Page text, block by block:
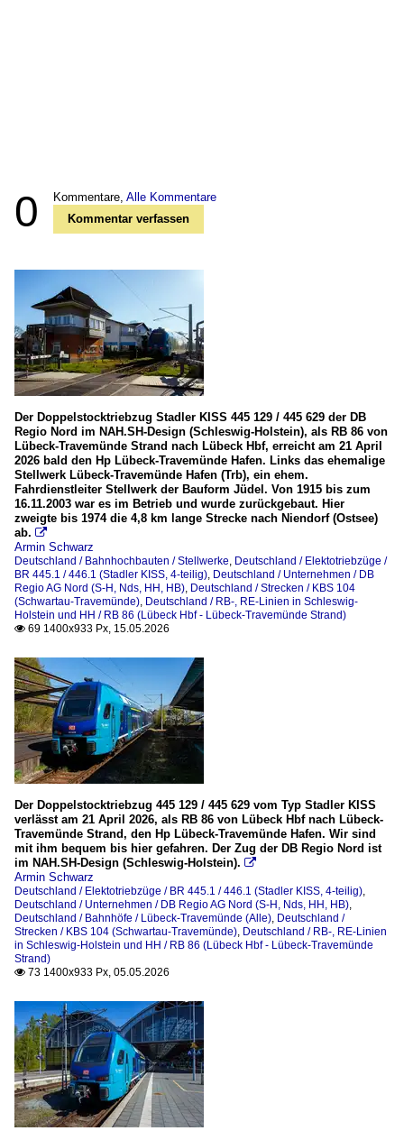
0 Kommentare, Alle Kommentare
Kommentar verfassen
Der Doppelstocktriebzug Stadler KISS 445 129 / 445 629 der DB
Regio Nord im NAH.SH-Design (Schleswig-Holstein), als RB 86 von
Lübeck-Travemünde Strand nach Lübeck Hbf, erreicht am 21 April
2026 bald den Hp Lübeck-Travemünde Hafen. Links das ehemalige
Stellwerk Lübeck-Travemünde Hafen (Trb), ein ehem.
Fahrdienstleiter Stellwerk der Bauform Jüdel. Von 1915 bis zum
16.11.2003 war es im Betrieb und wurde zurückgebaut. Hier
zweigte bis 1974 die 4,8 km lange Strecke nach Niendorf (Ostsee)
ab. 
Armin Schwarz
Deutschland / Bahnhochbauten / Stellwerke, Deutschland / Elektotriebzüge /
BR 445.1 / 446.1 (Stadler KISS, 4-teilig), Deutschland / Unternehmen / DB
Regio AG Nord (S-H, Nds, HH, HB), Deutschland / Strecken / KBS 104
(Schwartau-Travemünde), Deutschland / RB-, RE-Linien in Schleswig-
Holstein und HH / RB 86 (Lübeck Hbf - Lübeck-Travemünde Strand)
 69 1400x933 Px, 15.05.2026
Der Doppelstocktriebzug 445 129 / 445 629 vom Typ Stadler KISS
verlässt am 21 April 2026, als RB 86 von Lübeck Hbf nach Lübeck-
Travemünde Strand, den Hp Lübeck-Travemünde Hafen. Wir sind
mit ihm bequem bis hier gefahren. Der Zug der DB Regio Nord ist
im NAH.SH-Design (Schleswig-Holstein). 
Armin Schwarz
Deutschland / Elektotriebzüge / BR 445.1 / 446.1 (Stadler KISS, 4-teilig),
Deutschland / Unternehmen / DB Regio AG Nord (S-H, Nds, HH, HB),
Deutschland / Bahnhöfe / Lübeck-Travemünde (Alle), Deutschland /
Strecken / KBS 104 (Schwartau-Travemünde), Deutschland / RB-, RE-Linien
in Schleswig-Holstein und HH / RB 86 (Lübeck Hbf - Lübeck-Travemünde
Strand)
 73 1400x933 Px, 05.05.2026